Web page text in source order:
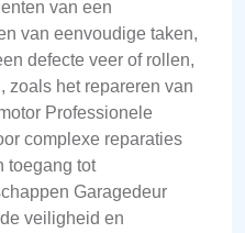
van een
van eenvoudige taken,
defecte veer of rollen,
zoals het repareren van
Professionele
complexe reparaties
toegang tot
Garagedeur
veiligheid en